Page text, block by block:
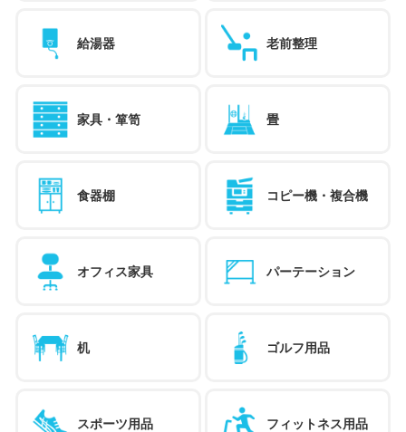
給湯器 老前整理
家具・箪笥 畳
食器棚 コピー機・複合機
オフィス家具 パーテーション
机 ゴルフ用品
スポーツ用品 フィットネス用品